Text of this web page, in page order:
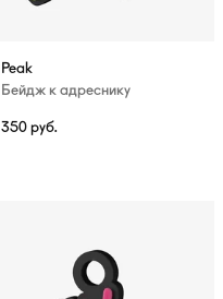
Peak
Бейдж к адреснику
350 руб.